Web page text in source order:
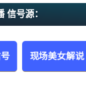
信号源：
现场美女解说